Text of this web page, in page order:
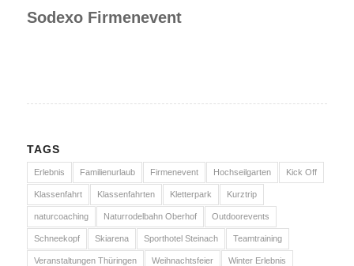
Sodexo Firmenevent
TAGS
Erlebnis Familienurlaub Firmenevent Hochseilgarten Kick Off
Klassenfahrt Klassenfahrten Kletterpark Kurztrip
naturcoaching Naturrodelbahn Oberhof Outdoorevents
Schneekopf Skiarena Sporthotel Steinach Teamtraining
Veranstaltungen Thüringen Weihnachtsfeier Winter Erlebnis